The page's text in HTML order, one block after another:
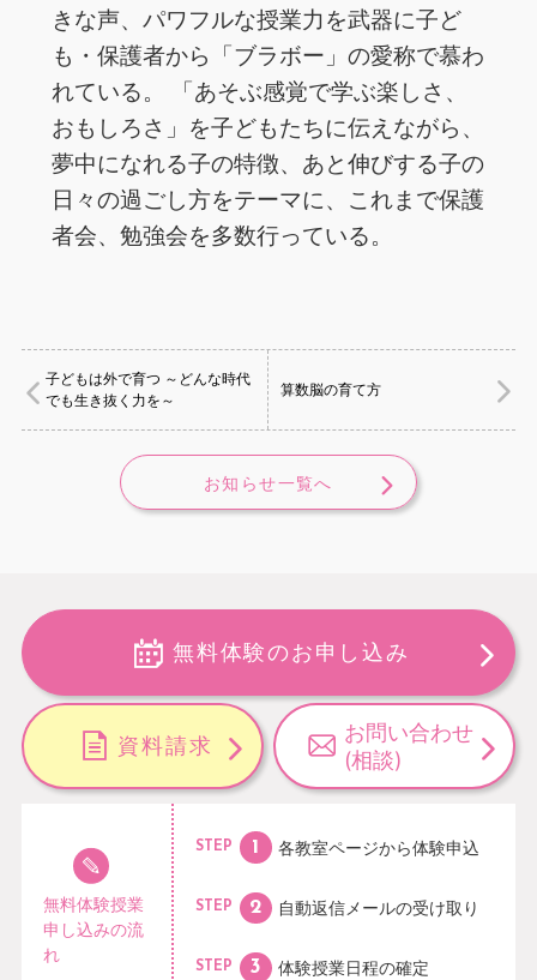
きな声、パワフルな授業力を武器に子ど
も・保護者から「ブラボー」の愛称で慕わ
れている。 「あそぶ感覚で学ぶ楽しさ、
おもしろさ」を子どもたちに伝えながら、
夢中になれる子の特徴、あと伸びする子の
日々の過ごし方をテーマに、これまで保護
者会、勉強会を多数行っている。
子どもは外で育つ ～どんな時代
でも生き抜く力を～
算数脳の育て方
お知らせ一覧へ
無料体験のお申し込み
資料請求
お問い合わせ
(相談)
無料体験授業
申し込みの流
れ
STEP 各教室ページから体験申込
STEP 自動返信メールの受け取り
STEP 体験授業日程の確定